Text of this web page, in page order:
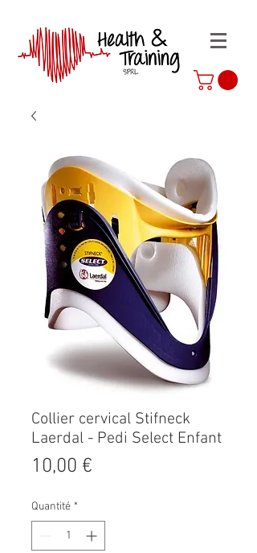
Collier cervical Stifneck
Laerdal - Pedi Select Enfant
10,00 €
Quantité *